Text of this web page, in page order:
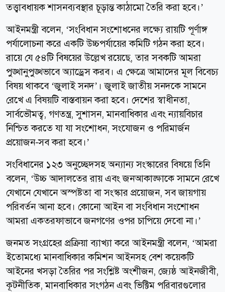
তত্ত্বাবধায়ক শাসনব্যবস্থার চূড়ান্ত কাঠামো তৈরি করা হবে।’
আইনমন্ত্রী বলেন, ‘সংবিধান সংশোধনের লক্ষ্যে রায়টি পূর্ণাঙ্গ
পর্যালোচনা করে একটি উচ্চপর্যায়ের কমিটি গঠন করা হবে।
রায়ে যে ৫৪টি বিষয়ের উল্লেখ রয়েছে, তার সবকটি আমরা
পুঙ্খানুপুঙ্খভাবে অ্যাড্রেস করব। এ ক্ষেত্রে আমাদের মূল বিবেচ্য
বিষয় থাকবে ‘জুলাই সনদ’। জুলাই জাতীয় সনদকে সামনে
রেখে এ বিষয়টি বাস্তবায়ন করা হবে। দেশের স্বাধীনতা,
সার্বভৌমত্ব, গণতন্ত্র, সুশাসন, মানবাধিকার এবং ন্যায়বিচার
নিশ্চিত করতে যা যা সংশোধন, সংযোজন ও পরিমার্জন
প্রয়োজন-সব করা হবে।’
সংবিধানের ১২৩ অনুচ্ছেদসহ অন্যান্য সংস্কারের বিষয়ে তিনি
বলেন, ‘উচ্চ আদালতের রায় এবং জনআকাঙ্ক্ষাকে সামনে রেখে
যেখানে যেখানে অস্পষ্টতা বা সংস্কার প্রয়োজন, সব জায়গায়
পরিবর্তন আনা হবে। কোনো আইন বা সংবিধান সংশোধন
আমরা একতরফাভাবে জনগণের ওপর চাপিয়ে দেবো না।’
জনমত সংগ্রহের প্রক্রিয়া ব্যাখ্যা করে আইনমন্ত্রী বলেন, ‘আমরা
ইতোমধ্যে মানবাধিকার কমিশন আইনসহ বেশ কয়েকটি
আইনের খসড়া তৈরির পর সংশ্লিষ্ট অংশীজন, জ্যেষ্ঠ আইনজীবী,
কূটনীতিক, মানবাধিকার সংগঠন এবং ভিক্টিম পরিবারগুলোর